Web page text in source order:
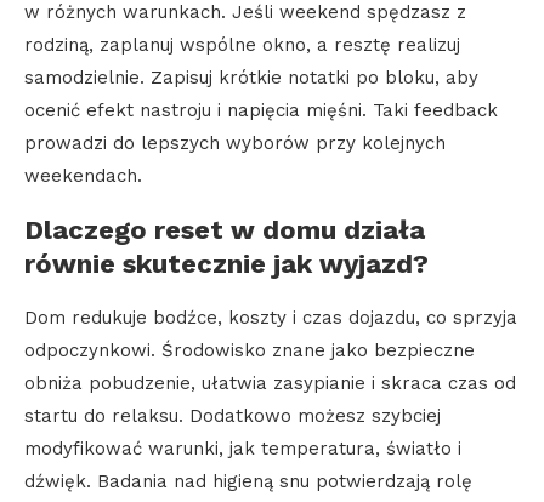
w różnych warunkach. Jeśli weekend spędzasz z
rodziną, zaplanuj wspólne okno, a resztę realizuj
samodzielnie. Zapisuj krótkie notatki po bloku, aby
ocenić efekt nastroju i napięcia mięśni. Taki feedback
prowadzi do lepszych wyborów przy kolejnych
weekendach.
Dlaczego reset w domu działa
równie skutecznie jak wyjazd?
Dom redukuje bodźce, koszty i czas dojazdu, co sprzyja
odpoczynkowi. Środowisko znane jako bezpieczne
obniża pobudzenie, ułatwia zasypianie i skraca czas od
startu do relaksu. Dodatkowo możesz szybciej
modyfikować warunki, jak temperatura, światło i
dźwięk. Badania nad higieną snu potwierdzają rolę